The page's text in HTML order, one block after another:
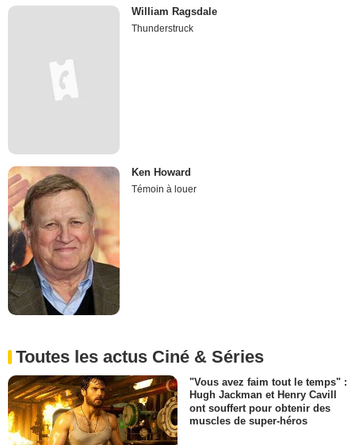
William Ragsdale
Thunderstruck
Ken Howard
Témoin à louer
Toutes les actus Ciné & Séries
"Vous avez faim tout le temps" :
Hugh Jackman et Henry Cavill
ont souffert pour obtenir des
muscles de super-héros